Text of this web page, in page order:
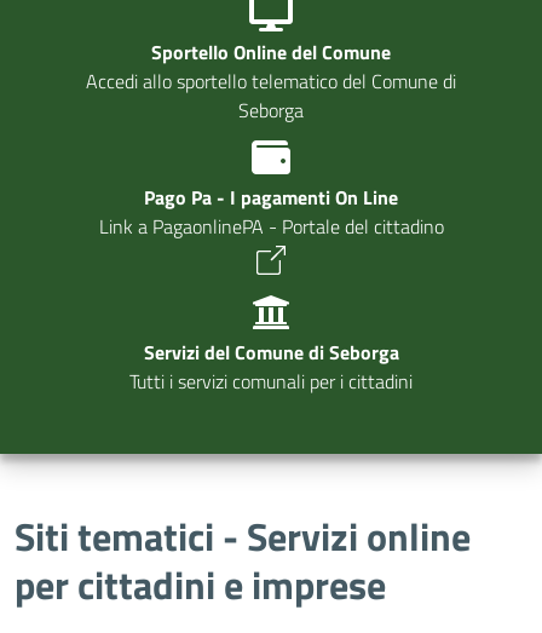
Sportello Online del Comune
Accedi allo sportello telematico del Comune di
Seborga
Pago Pa - I pagamenti On Line
Link a PagaonlinePA - Portale del cittadino
Servizi del Comune di Seborga
Tutti i servizi comunali per i cittadini
Siti tematici - Servizi online
per cittadini e imprese